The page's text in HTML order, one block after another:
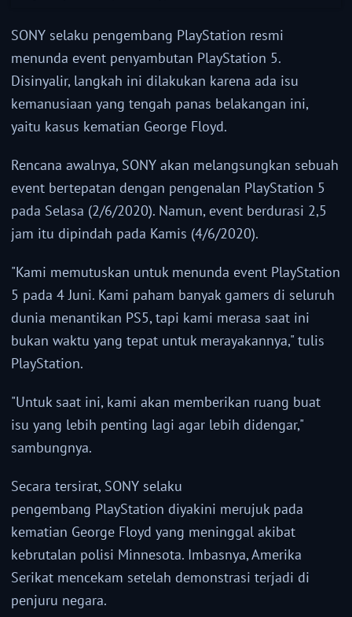
SONY selaku pengembang PlayStation resmi
menunda event penyambutan PlayStation 5.
Disinyalir, langkah ini dilakukan karena ada isu
kemanusiaan yang tengah panas belakangan ini,
yaitu kasus kematian George Floyd.
Rencana awalnya, SONY akan melangsungkan sebuah
event bertepatan dengan pengenalan PlayStation 5
pada Selasa (2/6/2020). Namun, event berdurasi 2,5
jam itu dipindah pada Kamis (4/6/2020).
"Kami memutuskan untuk menunda event PlayStation
5 pada 4 Juni. Kami paham banyak gamers di seluruh
dunia menantikan PS5, tapi kami merasa saat ini
bukan waktu yang tepat untuk merayakannya," tulis
PlayStation.
"Untuk saat ini, kami akan memberikan ruang buat
isu yang lebih penting lagi agar lebih didengar,"
sambungnya.
Secara tersirat, SONY selaku
pengembang PlayStation diyakini merujuk pada
kematian George Floyd yang meninggal akibat
kebrutalan polisi Minnesota. Imbasnya, Amerika
Serikat mencekam setelah demonstrasi terjadi di
penjuru negara.